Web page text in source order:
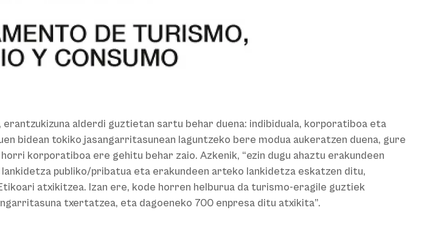
alderdi guztietan sartu behar duena: indibiduala, korporatiboa eta
bidean tokiko jasangarritasunean laguntzeko bere modua aukeratzen duena, gure
korporatiboa ere gehitu behar zaio. Azkenik, “ezin dugu ahaztu erakundeen
publiko/pribatua eta erakundeen arteko lankidetza eskatzen ditu,
atxikitzea. Izan ere, kode horren helburua da turismo-eragile guztiek
txertatzea, eta dagoeneko 700 enpresa ditu atxikita”.